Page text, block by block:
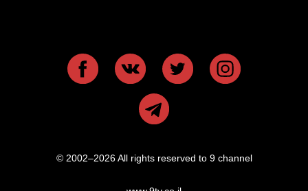
© 2002–2026 All rights reserved to 9 channel